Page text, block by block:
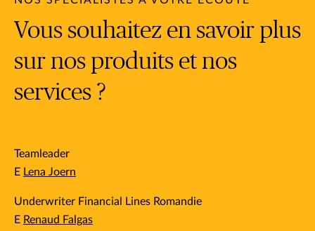
Vous souhaitez en savoir plus
sur nos produits et nos
services ?
Teamleader
E Lena Joern
Underwriter Financial Lines Romandie
E Renaud Falgas